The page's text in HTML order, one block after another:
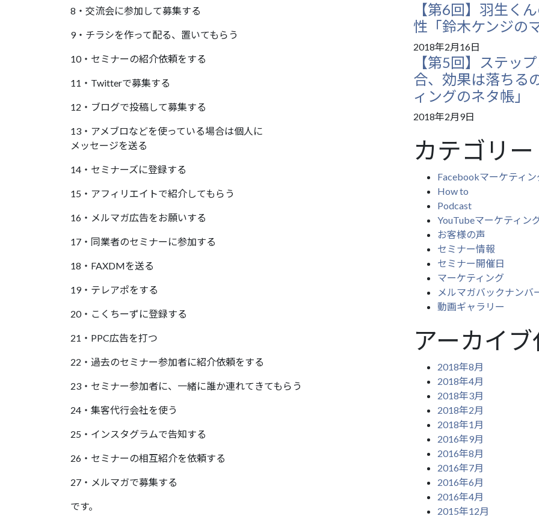
8・交流会に参加して募集する
9・チラシを作って配る、置いてもらう
10・セミナーの紹介依頼をする
11・Twitterで募集する
12・ブログで投稿して募集する
13・アメブロなどを使っている場合は個人に
メッセージを送る
14・セミナーズに登録する
15・アフィリエイトで紹介してもらう
16・メルマガ広告をお願いする
17・同業者のセミナーに参加する
18・FAXDMを送る
19・テレアポをする
20・こくちーずに登録する
21・PPC広告を打つ
22・過去のセミナー参加者に紹介依頼をする
23・セミナー参加者に、一緒に誰か連れてきてもらう
24・集客代行会社を使う
25・インスタグラムで告知する
26・セミナーの相互紹介を依頼する
27・メルマガで募集する
です。
【第6回】羽生く
性「鈴木ケンジの
2018年2月16日
【第5回】ステッ
合、効果は落ちる
ィングのネタ帳」
2018年2月9日
カテゴリー
Facebookマーケティン
How to
Podcast
YouTubeマーケティン
お客様の声
セミナー情報
セミナー開催日
マーケティング
メルマガバックナンバ
動画ギャラリー
アーカイブ
2018年8月
2018年4月
2018年3月
2018年2月
2018年1月
2016年9月
2016年8月
2016年7月
2016年6月
2016年4月
2015年12月